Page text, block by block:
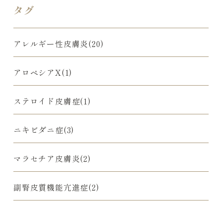
タグ
アレルギー性皮膚炎(20)
アロペシアX(1)
ステロイド皮膚症(1)
ニキビダニ症(3)
マラセチア皮膚炎(2)
副腎皮質機能亢進症(2)